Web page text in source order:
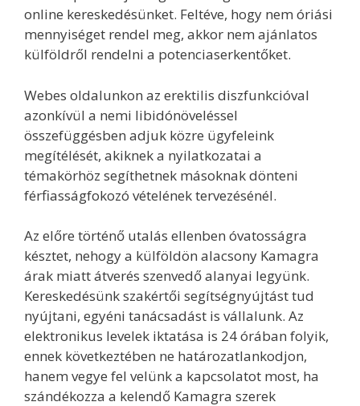
online kereskedésünket. Feltéve, hogy nem óriási
mennyiséget rendel meg, akkor nem ajánlatos
külföldről rendelni a potenciaserkentőket.
Webes oldalunkon az erektilis diszfunkcióval
azonkívül a nemi libidónöveléssel
összefüggésben adjuk közre ügyfeleink
megítélését, akiknek a nyilatkozatai a
témakörhöz segíthetnek másoknak dönteni
férfiasságfokozó vételének tervezésénél.
Az előre történő utalás ellenben óvatosságra
késztet, nehogy a külföldön alacsony Kamagra
árak miatt átverés szenvedő alanyai legyünk.
Kereskedésünk szakértői segítségnyújtást tud
nyújtani, egyéni tanácsadást is vállalunk. Az
elektronikus levelek iktatása is 24 órában folyik,
ennek következtében ne határozatlankodjon,
hanem vegye fel velünk a kapcsolatot most, ha
szándékozza a kelendő Kamagra szerek